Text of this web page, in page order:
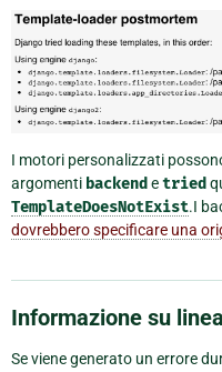
I motori personalizzati
argomenti backend etried
TemplateDoesNotExist.I
dovrebbero specificare una
Informazione su
Se viene generato un errore